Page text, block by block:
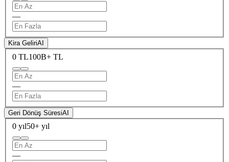
—
Kira GeliriAI
0 TL100B+ TL
—
Geri Dönüş SüresiAI
0 yıl50+ yıl
—